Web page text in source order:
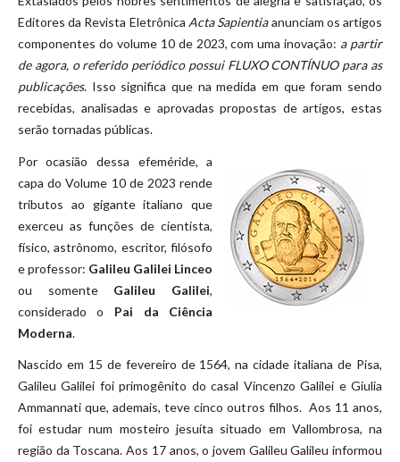
Editores da Revista Eletrônica Acta Sapientiaanunciam os artigos
componentes do volume 10 de 2023, com uma inovação: a partir
de agora, o referido periódico possui FLUXO CONTÍNUO para as
publicações. Isso significa que na medida em que foram sendo
recebidas, analisadas e aprovadas propostas de artigos, estas
serão tornadas públicas.
Por ocasião dessa efeméride, a
capa do Volume 10 de 2023 rende
tributos ao gigante italiano que
exerceu as funções de cientista,
físico, astrônomo, escritor, filósofo
e professor: Galileu Galilei Linceo
ou somente Galileu Galilei,
considerado o Pai da Ciência
Moderna.
Nascido em 15 de fevereiro de 1564, na cidade italiana de Pisa,
Galileu Galilei foi primogênito do casal Vincenzo Galilei e Giulia
Ammannati que, ademais, teve cinco outros filhos. Aos 11 anos,
foi estudar num mosteiro jesuíta situado em Vallombrosa, na
região da Toscana. Aos 17 anos, o jovem Galileu Galileu informou